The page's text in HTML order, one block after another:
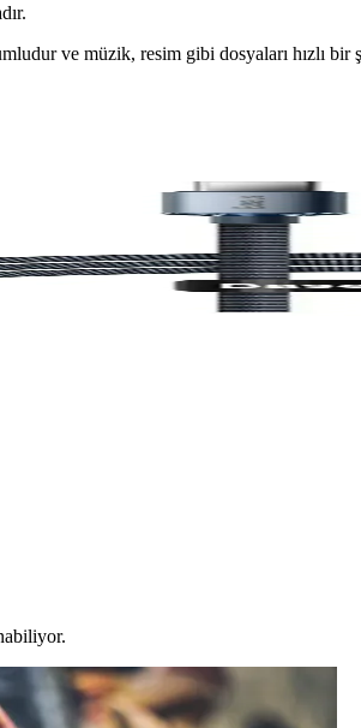
ve müzik, resim gibi dosyaları hızlı bir
Karşılaştırması
yorumlarını detaylı inceleyerek,
C Hızlı Şarj ve Veri Kablosu
güç çıkışı ve dayanıklı tasarımıyla